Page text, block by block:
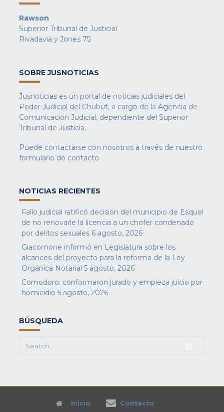
Rawson
Superior Tribunal de Justicial
Rivadavia y Jones 75
SOBRE JUSNOTICIAS
Jusnoticias es un portal de noticias judiciales del
Poder Judicial del Chubut, a cargo de la Agencia de
Comunicación Judicial, dependiente del Superior
Tribunal de Justicia.
Puede contactarse con nosotros a través de nuestro
formulario de contacto.
NOTICIAS RECIENTES
Fallo judicial ratificó decisión del municipio de Esquel
de no renovarle la licencia a un chofer condenado
por delitos sexuales 6 agosto, 2026
Giacomone informó en Legislatura sobre los
alcances del proyecto para la reforma de la Ley
Orgánica Notarial 5 agosto, 2026
Comodoro: conformaron jurado y empieza juicio por
homicidio 5 agosto, 2026
BÚSQUEDA
Search
Inicio Contacto